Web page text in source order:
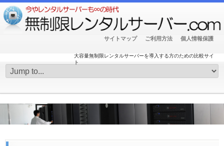
サイトマップ ご利用方法 個人情報保護
大容量無制限レンタルサーバーを導入する方のための比較サイ
ト